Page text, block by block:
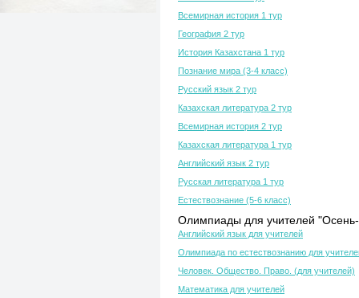
Всемирная история 1 тур
География 2 тур
История Казахстана 1 тур
Познание мира (3-4 класс)
Русский язык 2 тур
Казахская литература 2 тур
Всемирная история 2 тур
Казахская литература 1 тур
Английский язык 2 тур
Русская литература 1 тур
Естествознание (5-6 класс)
Олимпиады для учителей
Английский язык для учителей
Олимпиада по естествознанию для
Человек. Общество. Право. (для учителей)
Математика для учителей